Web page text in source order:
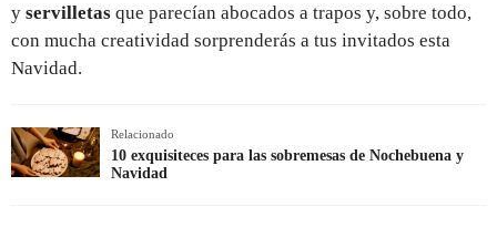
y servilletas que parecían abocados a trapos y, sobre todo,
con mucha creatividad sorprenderás a tus invitados esta
Navidad.
Relacionado
10 exquisiteces para las sobremesas de Nochebuena y
Navidad